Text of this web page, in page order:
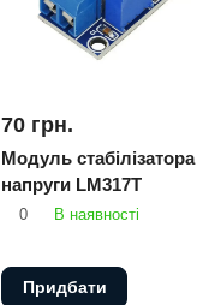
70 грн.
Модуль стабілізатора
напруги LM317T
0 В наявності
Придбати